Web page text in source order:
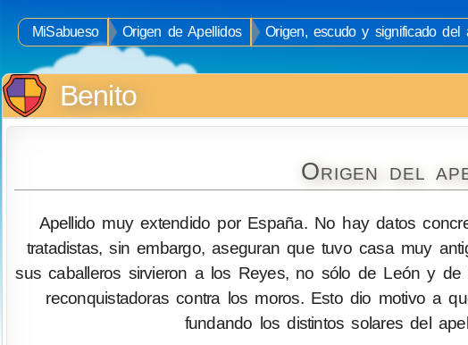
MiSabueso Origen de Apellidos
Origen, escudo y significado del
Benito
Origen del
Apellido muy extendido por España. No hay datos
tratadistas, sin embargo, aseguran que tuvo casa muy
sus caballeros sirvieron a los Reyes, no sólo de León y
reconquistadoras contra los moros. Esto dio motivo a
fundando los distintos solares del